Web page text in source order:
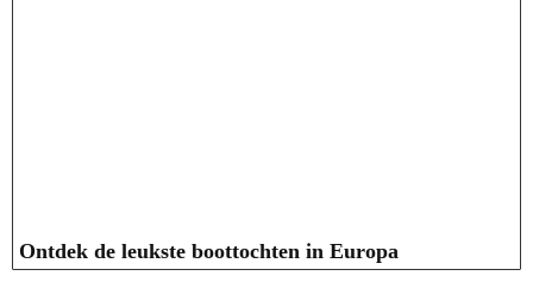
Ontdek de leukste boottochten in Europa